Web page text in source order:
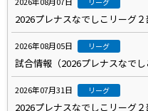
2026プレナスなでしこリーグ
2026年08月05日 リーグ
試合情報（2026プレナスなでし
2026年07月31日 リーグ
2026プレナスなでしこリーグ